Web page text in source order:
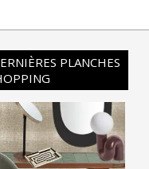
PLANCHES